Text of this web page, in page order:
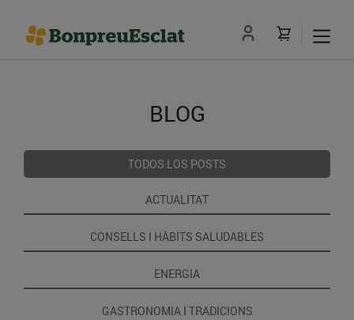
BLOG
TODOS LOS POSTS
ACTUALITAT
CONSELLS I HÀBITS SALUDABLES
ENERGIA
GASTRONOMIA I TRADICIONS